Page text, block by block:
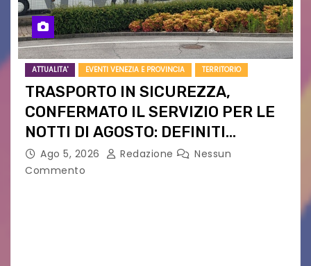
ATTUALITA' EVENTI VENEZIA E PROVINCIA TERRITORIO
TRASPORTO IN SICUREZZA,
CONFERMATO IL SERVIZIO PER LE
NOTTI DI AGOSTO: DEFINITI
PERCORSI, FERMATE E ORARIO
Ago 5, 2026 Redazione
Nessun
Commento